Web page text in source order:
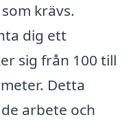
krävs.
dig ett
sig från 100 till
Detta
arbete och